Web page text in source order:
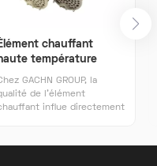
chauffant
température
15KW pour
air
GACHN GROUP, la
de l'élément
influe directement
matériau de